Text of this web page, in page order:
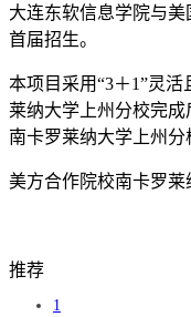
大连东软信息学院与
首届招生。
本项目采用“3＋1”灵
莱纳大学上州分校完
南卡罗莱纳大学上州
美方合作院校南卡罗莱
推荐
1